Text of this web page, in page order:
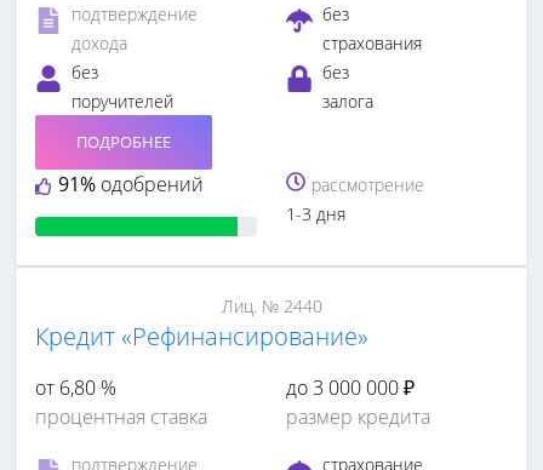
подтверждение
дохода
без
страхования
без
поручителей
без
залога
91% одобрений
ПОДРОБНЕЕ
рассмотрение
1-3 дня
Лиц. № 2440
Кредит «Рефинансирование»
от 6,80 %
процентная ставка
до 3 000 000 ₽
размер кредита
подтверждение
страхование